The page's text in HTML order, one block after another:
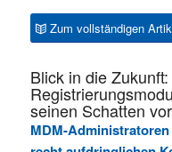
Zum vollständigen
Blick in die
seinen Schatten
MDM-